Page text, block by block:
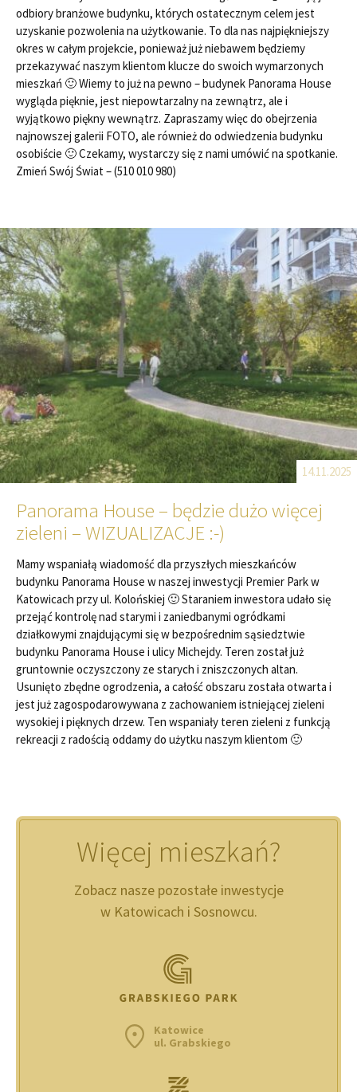
odbiory branżowe budynku, których ostatecznym celem jest
uzyskanie pozwolenia na użytkowanie. To dla nas najpiękniejszy
okres w całym projekcie, ponieważ już niebawem będziemy
przekazywać naszym klientom klucze do swoich wymarzonych
mieszkań 🙂 Wiemy to już na pewno – budynek Panorama House
wygląda pięknie, jest niepowtarzalny na zewnątrz, ale i
wyjątkowo piękny wewnątrz. Zapraszamy więc do obejrzenia
najnowszej galerii FOTO, ale również do odwiedzenia budynku
osobiście 🙂 Czekamy, wystarczy się z nami umówić na spotkanie.
Zmień Swój Świat – (510 010 980)
14.11.2025
Panorama House – będzie dużo więcej
zieleni – WIZUALIZACJE :-)
Mamy wspaniałą wiadomość dla przyszłych mieszkańców
budynku Panorama House w naszej inwestycji Premier Park w
Katowicach przy ul. Kolońskiej 🙂 Staraniem inwestora udało się
przejąć kontrolę nad starymi i zaniedbanymi ogródkami
działkowymi znajdującymi się w bezpośrednim sąsiedztwie
budynku Panorama House i ulicy Michejdy. Teren został już
gruntownie oczyszczony ze starych i zniszczonych altan.
Usunięto zbędne ogrodzenia, a całość obszaru została otwarta i
jest już zagospodarowywana z zachowaniem istniejącej zieleni
wysokiej i pięknych drzew. Ten wspaniały teren zieleni z funkcją
rekreacji z radością oddamy do użytku naszym klientom 🙂
Więcej mieszkań?
Zobacz nasze pozostałe inwestycje
w Katowicach i Sosnowcu.
Katowice
ul. Grabskiego